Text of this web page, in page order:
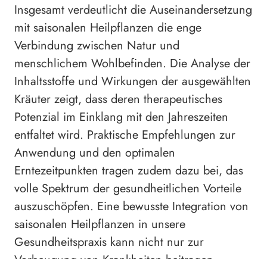
Insgesamt verdeutlicht die Auseinandersetzung
mit saisonalen Heilpflanzen die enge
Verbindung zwischen Natur und
menschlichem Wohlbefinden. Die Analyse der
Inhaltsstoffe und Wirkungen der ausgewählten
Kräuter zeigt, dass deren therapeutisches
Potenzial im Einklang mit den Jahreszeiten
entfaltet wird. Praktische Empfehlungen zur
Anwendung und den optimalen
Erntezeitpunkten tragen zudem dazu bei, das
volle Spektrum der gesundheitlichen Vorteile
auszuschöpfen. Eine bewusste Integration von
saisonalen Heilpflanzen in unsere
Gesundheitspraxis kann nicht nur zur